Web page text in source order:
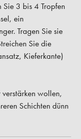
3 bis 4 Tropfen
ein
Tragen Sie sie
Sie die
Kieferkante)
wollen,
Schichten dünn